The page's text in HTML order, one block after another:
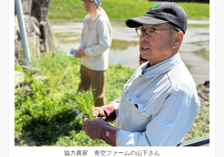
協力農家 青空ファームの山下さん